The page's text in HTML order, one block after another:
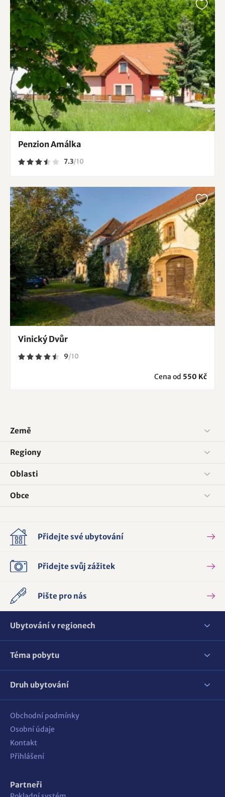
Penzion Amálka
7.3/10
Vinický Dvůr
9/10
Cena od 550 Kč
Země
Regiony
Oblasti
Obce
Přidejte své ubytování
Přidejte svůj zážitek
Pište pro nás
Ubytování v regionech
Téma pobytu
Druh ubytování
Obchodní podmínky
Osobní údaje
Kontakt
Přihlášení
Partneři